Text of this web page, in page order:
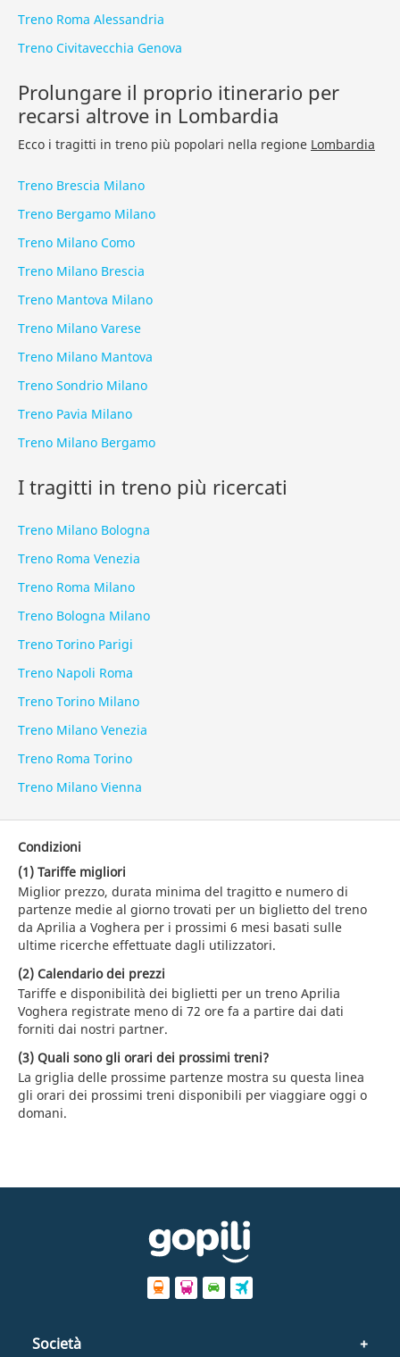
Treno Roma Alessandria
Treno Civitavecchia Genova
Prolungare il proprio itinerario per
recarsi altrove in Lombardia
Ecco i tragitti in treno più popolari nella regione Lombardia
Treno Brescia Milano
Treno Bergamo Milano
Treno Milano Como
Treno Milano Brescia
Treno Mantova Milano
Treno Milano Varese
Treno Milano Mantova
Treno Sondrio Milano
Treno Pavia Milano
Treno Milano Bergamo
I tragitti in treno più ricercati
Treno Milano Bologna
Treno Roma Venezia
Treno Roma Milano
Treno Bologna Milano
Treno Torino Parigi
Treno Napoli Roma
Treno Torino Milano
Treno Milano Venezia
Treno Roma Torino
Treno Milano Vienna
Condizioni
(1) Tariffe migliori
Miglior prezzo, durata minima del tragitto e numero di
partenze medie al giorno trovati per un biglietto del treno
da Aprilia a Voghera per i prossimi 6 mesi basati sulle
ultime ricerche effettuate dagli utilizzatori.
(2) Calendario dei prezzi
Tariffe e disponibilità dei biglietti per un treno Aprilia
Voghera registrate meno di 72 ore fa a partire dai dati
forniti dai nostri partner.
(3) Quali sono gli orari dei prossimi treni?
La griglia delle prossime partenze mostra su questa linea
gli orari dei prossimi treni disponibili per viaggiare oggi o
domani.
Società